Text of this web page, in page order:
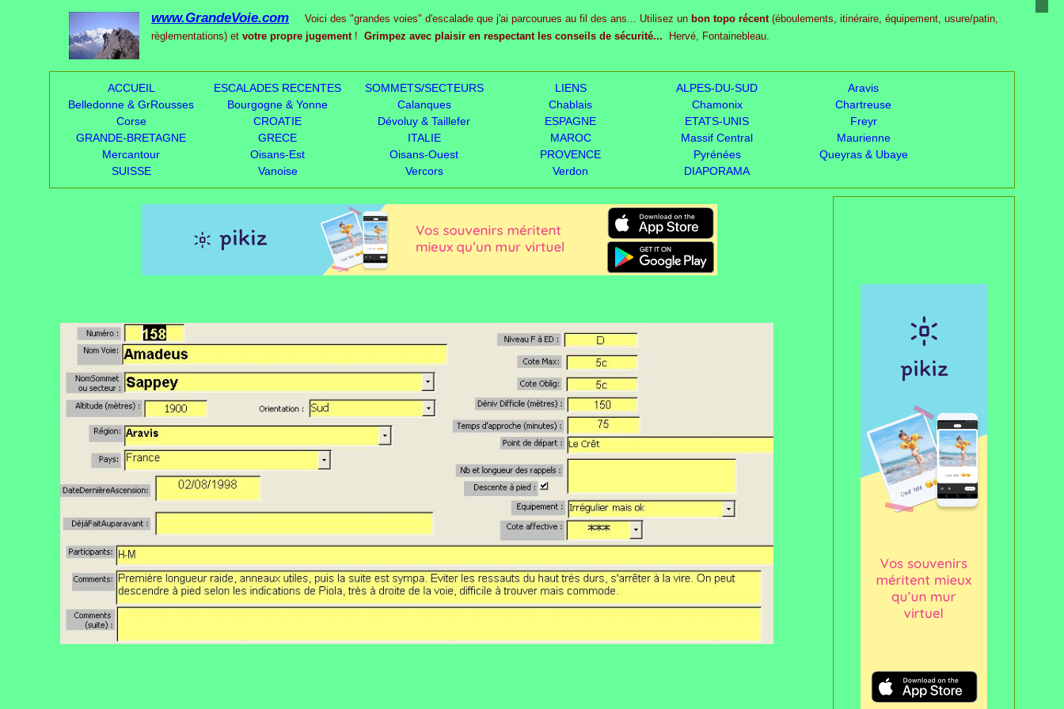
www.GrandeVoie.com Voici des "grandes voies" d'escalade que j'ai parcourues au fil des ans... Utilisez un bon topo récent (éboulements, itinéraire, équipement, usure/patin,
règlementations) et votre propre jugement ! Grimpez avec plaisir en respectant les conseils de sécurité... Hervé, Fontainebleau.
ACCUEIL ESCALADES RECENTES SOMMETS/SECTEURS LIENS ALPES-DU-SUD
Aravis
Belledonne & GrRousses
Bourgogne & Yonne Calanques Chablais Chamonix
Chartreuse
Corse
CROATIE Dévoluy & Taillefer ESPAGNE ETATS-UNIS
Freyr
GRANDE-BRETAGNE
GRECE ITALIE MAROC Massif Central
Maurienne
Mercantour
Oisans-Est Oisans-Ouest PROVENCE Pyrénées
Queyras & Ubaye
SUISSE
Vanoise Vercors Verdon DIAPORAMA